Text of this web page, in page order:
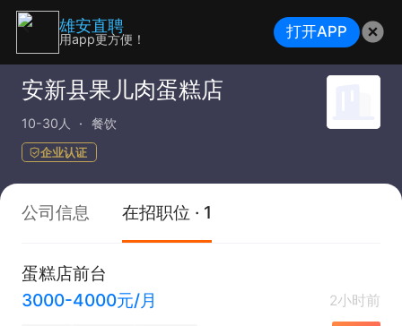
安新县果儿肉蛋糕店
10-30人 餐饮
企业认证
公司信息 在招职位 · 1
蛋糕店前台
3000-4000元/月
2小时前
雄安直聘
用app更方便！ 打开APP